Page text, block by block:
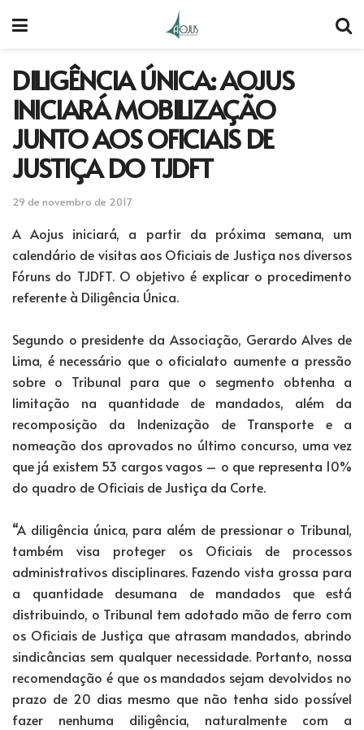
DILIGÊNCIA ÚNICA: AOJUS
INICIARÁ MOBILIZAÇÃO
JUNTO AOS OFICIAIS DE
JUSTIÇA DO TJDFT
29 de novembro de 2017
A Aojus iniciará, a partir da próxima semana, um
calendário de visitas aos Oficiais de Justiça nos diversos
Fóruns do TJDFT. O objetivo é explicar o procedimento
referente à Diligência Única.
Segundo o presidente da Associação, Gerardo Alves de
Lima, é necessário que o oficialato aumente a pressão
sobre o Tribunal para que o segmento obtenha a
limitação na quantidade de mandados, além da
recomposição da Indenização de Transporte e a
nomeação dos aprovados no último concurso, uma vez
que já existem 53 cargos vagos – o que representa 10%
do quadro de Oficiais de Justiça da Corte.
“A diligência única, para além de pressionar o Tribunal,
também visa proteger os Oficiais de processos
administrativos disciplinares. Fazendo vista grossa para
a quantidade desumana de mandados que está
distribuindo, o Tribunal tem adotado mão de ferro com
os Oficiais de Justiça que atrasam mandados, abrindo
sindicâncias sem qualquer necessidade. Portanto, nossa
recomendação é que os mandados sejam devolvidos no
prazo de 20 dias mesmo que não tenha sido possível
fazer nenhuma diligência, naturalmente com a